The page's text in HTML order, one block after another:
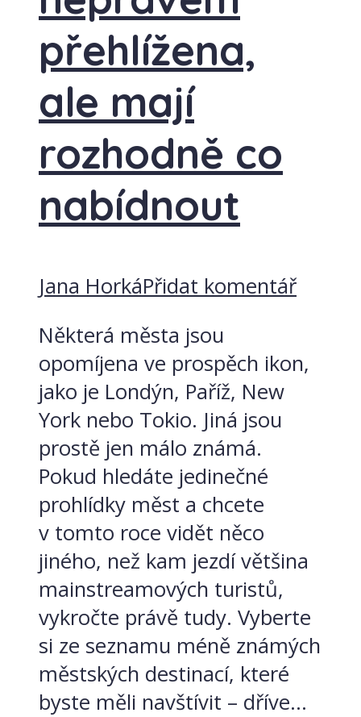
přehlížena,
ale mají
rozhodně co
nabídnout
Jana HorkáPřidat komentář
Některá města jsou
opomíjena ve prospěch ikon,
jako je Londýn, Paříž, New
York nebo Tokio. Jiná jsou
prostě jen málo známá.
Pokud hledáte jedinečné
prohlídky měst a chcete
v tomto roce vidět něco
jiného, než kam jezdí většina
mainstreamových turistů,
vykročte právě tudy. Vyberte
si ze seznamu méně známých
městských destinací, které
byste měli navštívit – dříve...